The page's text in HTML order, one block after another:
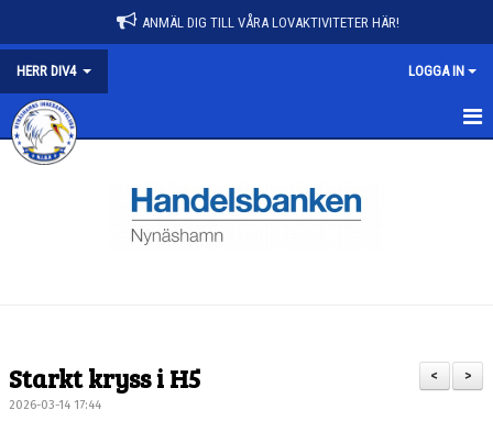
ANMÄL DIG TILL VÅRA LOVAKTIVITETER HÄR!
HERR DIV4 LOGGA IN
HERR DIV4
BILDGALLERI
>
<
Starkt kryss i H5
2026-03-14 17:44